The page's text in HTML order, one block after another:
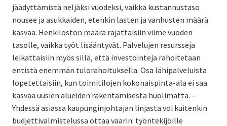
jäädyttämistä neljäksi vuodeksi, vaikka kustannustaso
nousee ja asukkaiden, etenkin lasten ja vanhusten määrä
kasvaa. Henkilöstön määrä rajattaisiin viime vuoden
tasolle, vaikka työt lisääntyvät. Palvelujen resursseja
leikattaisiin myös sillä, että investointeja rahoitetaan
entistä enemmän tulorahoituksella. Osa lähipalveluista
lopetettaisiin, kun toimitilojen kokonaispinta-ala ei saa
kasvaa uusien alueiden rakentamisesta huolimatta. –
Yhdessä asiassa kaupunginjohtajan linjasta voi kuitenkin
budjettivalmistelussa ottaa vaarin: työntekijöille